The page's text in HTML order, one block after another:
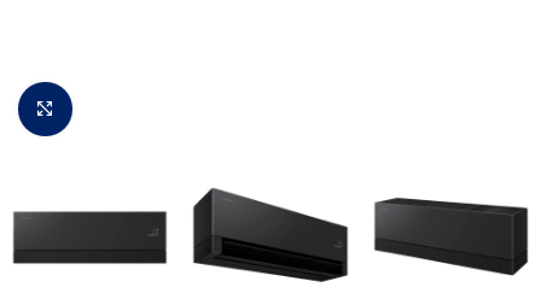
Padidinti vaizdą